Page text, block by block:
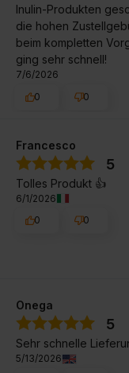
Inulin-Produkten
die hohen
beim kompletten
ging sehr schnell!
7/6/2026
0
0
Francesco
5
Tolles Produkt 👍️
6/1/2026
0
0
Onega
5
Sehr schnelle
5/13/2026